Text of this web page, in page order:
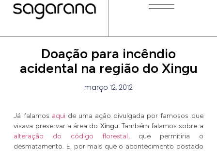
Doação para incêndio
acidental na região do Xingu
março 12, 2012
Já falamos aqui de uma ação divulgada por famosos que
visava preservar a área do Xingu. Também falamos sobre a
alteração do código florestal, que permitiria o
desmatamento. E, por mais que o acontecimento postado